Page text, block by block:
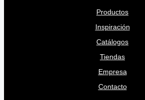
Productos
Inspiración
Catálogos
Tiendas
Empresa
Contacto